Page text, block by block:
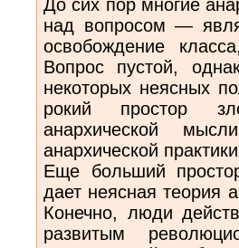
До сих пор многие
над воп­росом —
освобождение
Вопрос пустой,
некоторых неясных
рокий простор
анархической
анархической
Еще больший
дает неяс­ная теория
Конечно, люди
развитым